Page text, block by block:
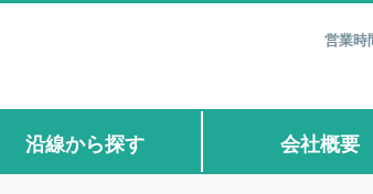
営業
沿線から探す 会社概要